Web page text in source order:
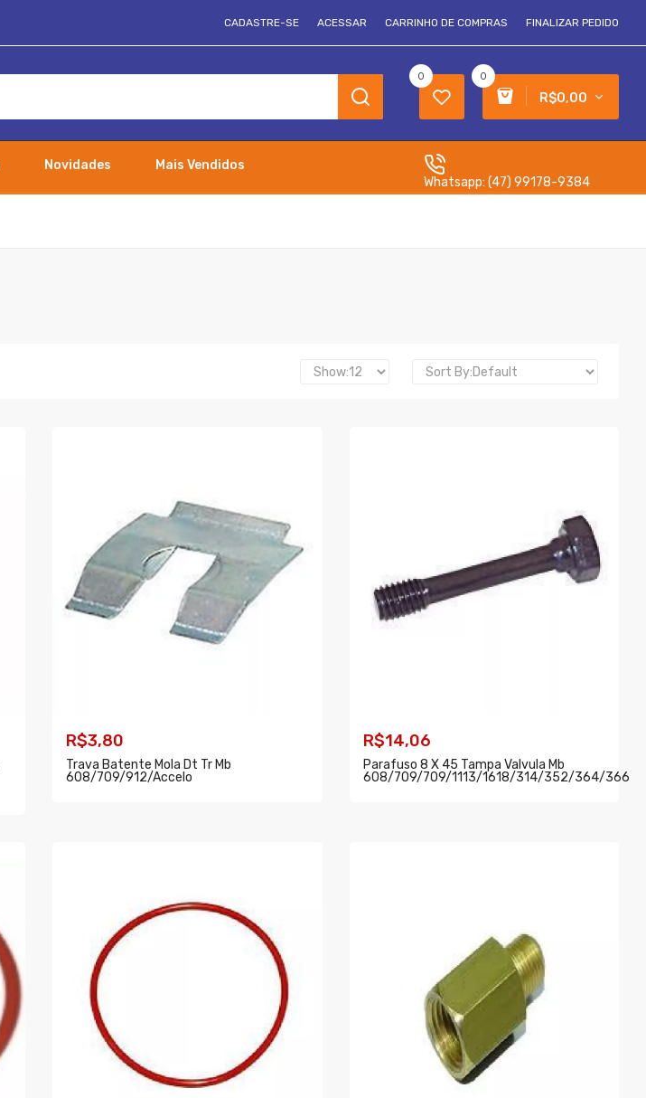
CADASTRE-SE ACESSAR CARRINHO DE COMPRAS FINALIZAR PEDIDO
0
R$0,00
0
Novidades
Mais Vendidos
Whatsapp: (47) 99178-9384
R$3,80
Trava Batente Mola Dt Tr Mb
608/709/912/accelo
R$14,06
Parafuso 8 X 45 Tampa Valvula Mb
608/709/709/1113/1618/314/352/364/366